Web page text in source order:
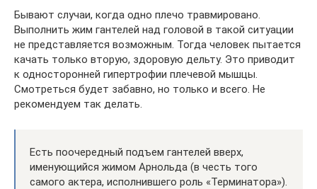
Бывают случаи, когда одно плечо травмировано.
Выполнить жим гантелей над головой в такой ситуации
не представляется возможным. Тогда человек пытается
качать только вторую, здоровую дельту. Это приводит
к односторонней гипертрофии плечевой мышцы.
Смотреться будет забавно, но только и всего. Не
рекомендуем так делать.
Есть поочередный подъем гантелей вверх,
именующийся жимом Арнольда (в честь того
самого актера, исполнившего роль «Терминатора»).